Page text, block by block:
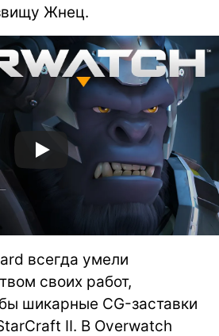
Жнец.
всегда умели
своих работ,
шикарные CG-заставки
II. В Overwatch